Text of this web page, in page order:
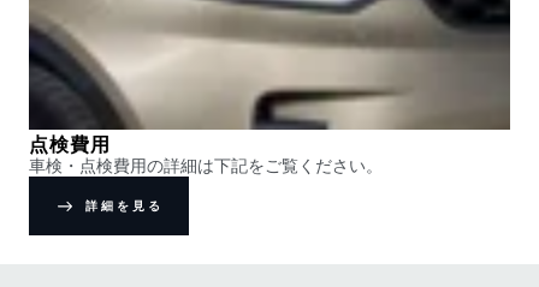
点検費用
車検・点検費用の詳細は下記をご覧ください。
詳細を見る